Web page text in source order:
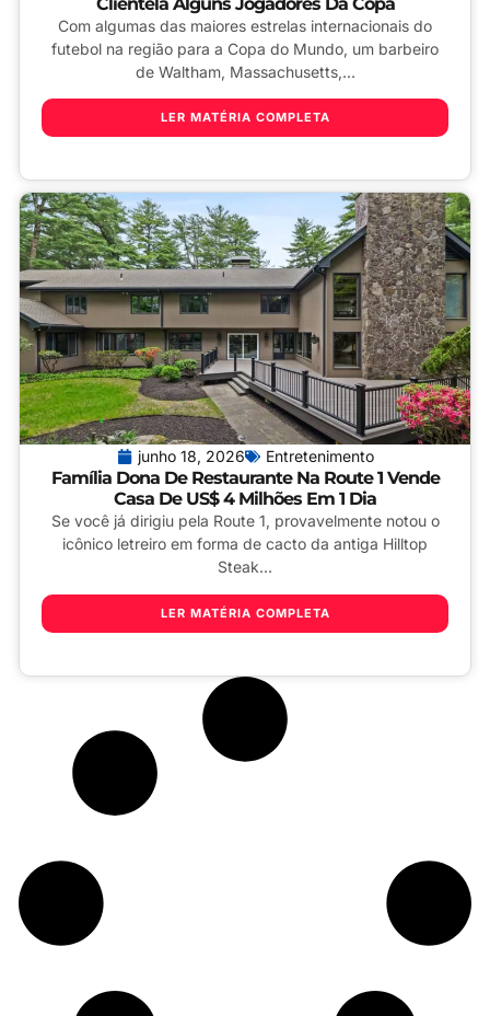
Com algumas das maiores estrelas internacionais do
futebol na região para a Copa do Mundo, um barbeiro
de Waltham, Massachusetts,...
LER MATÉRIA COMPLETA
junho 18, 2026 Entretenimento
Família Dona De Restaurante Na Route 1 Vende
Casa De US$ 4 Milhões Em 1 Dia
Se você já dirigiu pela Route 1, provavelmente notou o
icônico letreiro em forma de cacto da antiga Hilltop
Steak...
LER MATÉRIA COMPLETA